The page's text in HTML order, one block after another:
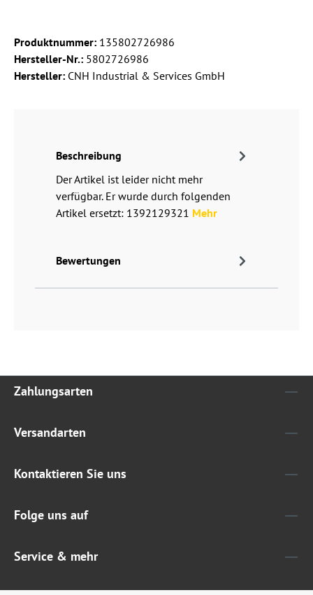
Produktnummer: 135802726986
Hersteller-Nr.: 5802726986
Hersteller: CNH Industrial & Services GmbH
Beschreibung
Der Artikel ist leider nicht mehr
verfügbar. Er wurde durch folgenden
Artikel ersetzt: 1392129321 Mehr
Bewertungen
Zahlungsarten
Versandarten
Kontaktieren Sie uns
Folge uns auf
Service & mehr